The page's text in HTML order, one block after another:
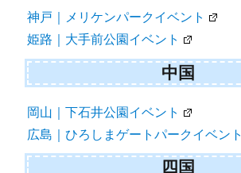
神戸｜メリケンパークイベント
姫路｜大手前公園イベント
中国
岡山｜下石井公園イベント
広島｜ひろしまゲートパークイベント
四国